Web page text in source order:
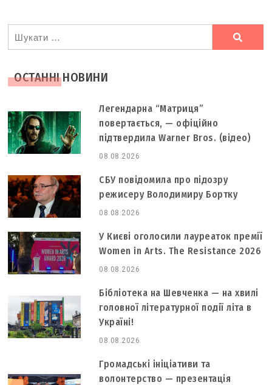
Ви
шукали
ОСТАННІ НОВИНИ
Легендарна “Матриця”
повертається, — офіційно
підтвердила Warner Bros. (відео)
08.08.2026
СБУ повідомила про підозру
режисеру Володимиру Бортку
08.08.2026
У Києві оголосили лауреаток премії
Women in Arts. The Resistance 2026
08.08.2026
Бібліотека на Шевченка — на хвилі
головної літературної події літа в
Україні!
08.08.2026
Громадські ініціативи та
волонтерство — презентація